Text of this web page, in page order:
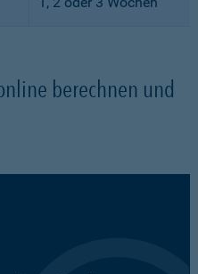
berechnen und